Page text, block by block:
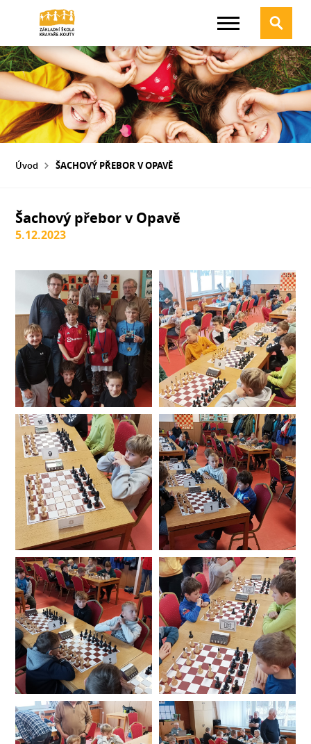
Úvod ŠACHOVÝ PŘEBOR V OPAVĚ
Šachový přebor v Opavě
5.12.2023